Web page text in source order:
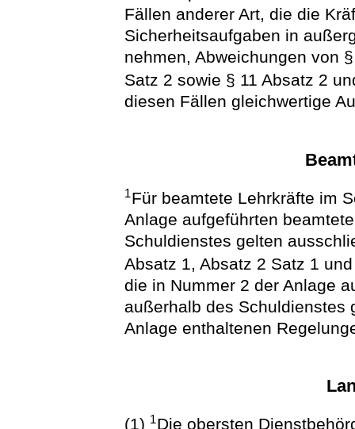
Fällen anderer Art, die die
Sicherheitsaufgaben in
nehmen, Abweichungen von
Satz 2 sowie § 11 Absatz 2
diesen Fällen gleichwertige
1Für beamtete Lehrkräfte im
Anlage aufgeführten
Schuldienstes gelten
Absatz 1, Absatz 2 Satz 1
die in Nummer 2 der Anlage
außerhalb des Schuldienstes
Anlage enthaltenen
(1) 1Die obersten